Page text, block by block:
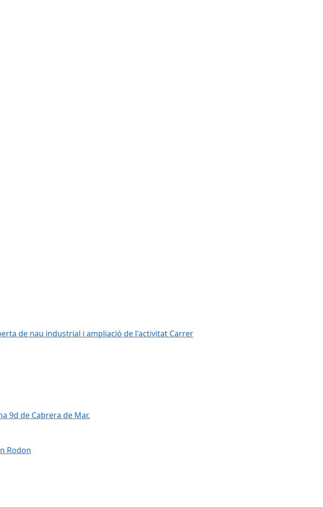
de nau industrial i ampliació de l'activitat Carrer
9d de Cabrera de Mar.
Rodon